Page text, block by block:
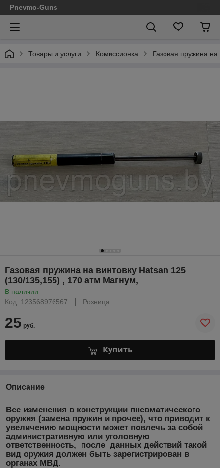
Pnevmo-Guns
Товары и услуги Комиссионка Газовая пружина
Газовая пружина на винтовку Hatsan 125
(130/135,155) , 170 атм Магнум,
В наличии
Код: 123568976567
Розница
25 руб.
Купить
Описание
Все изменения в конструкции пневматического
оружия (замена пружин и прочее), что приводит к
увеличению мощности может повлечь за собой
административную или уголовную
ответственность, после данных действий такой
вид оружия должен быть зарегистрирован в
органах МВД.